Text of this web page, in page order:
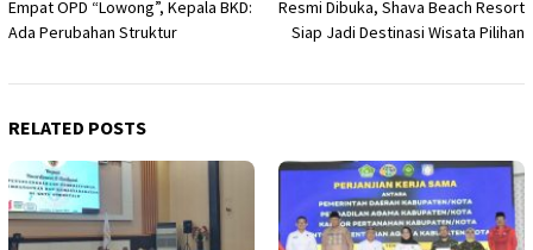
navigation
Empat OPD “Lowong”, Kepala BKD:
Ada Perubahan Struktur
Resmi Dibuka, Shava Beach Resort
Siap Jadi Destinasi Wisata Pilihan
RELATED POSTS